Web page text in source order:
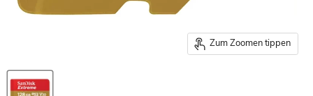
Zum Zoomen tippen